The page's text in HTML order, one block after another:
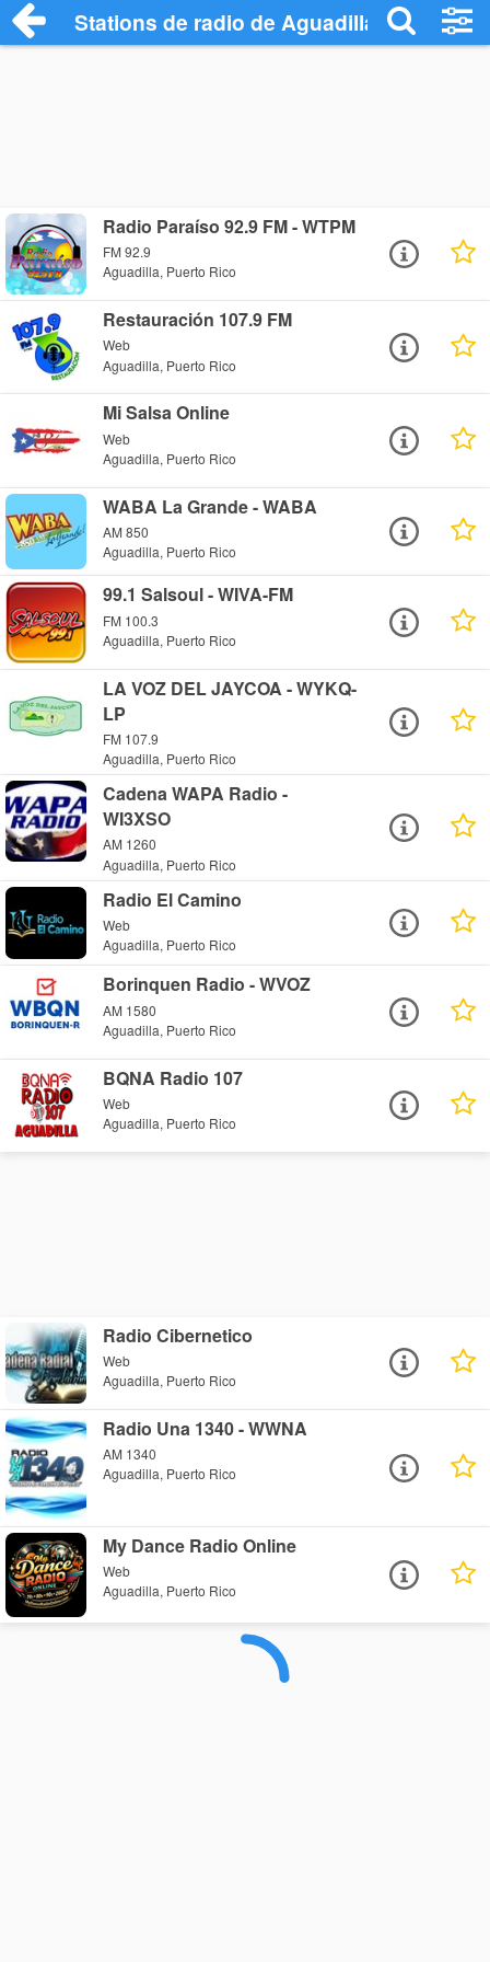
Stations de radio de Aguadilla
Radio Paraíso 92.9 FM - WTPM
FM 92.9
Aguadilla, Puerto Rico
Restauración 107.9 FM
Web
Aguadilla, Puerto Rico
Mi Salsa Online
Web
Aguadilla, Puerto Rico
WABA La Grande - WABA
AM 850
Aguadilla, Puerto Rico
99.1 Salsoul - WIVA-FM
FM 100.3
Aguadilla, Puerto Rico
LA VOZ DEL JAYCOA - WYKQ-
LP
FM 107.9
Aguadilla, Puerto Rico
Cadena WAPA Radio -
WI3XSO
AM 1260
Aguadilla, Puerto Rico
Radio El Camino
Web
Aguadilla, Puerto Rico
Borinquen Radio - WVOZ
AM 1580
Aguadilla, Puerto Rico
BQNA Radio 107
Web
Aguadilla, Puerto Rico
Radio Cibernetico
Web
Aguadilla, Puerto Rico
Radio Una 1340 - WWNA
AM 1340
Aguadilla, Puerto Rico
My Dance Radio Online
Web
Aguadilla, Puerto Rico